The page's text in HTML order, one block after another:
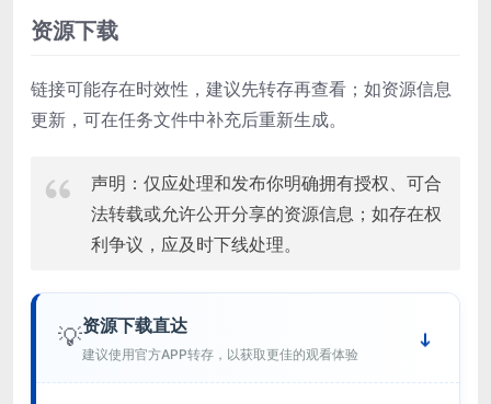
资源下载
链接可能存在时效性，建议先转存再查看；如资源信息
更新，可在任务文件中补充后重新生成。
声明：仅应处理和发布你明确拥有授权、可合
法转载或允许公开分享的资源信息；如存在权
利争议，应及时下线处理。
💡资源下载直达
建议使用官方APP转存，以获取更佳的观看体验